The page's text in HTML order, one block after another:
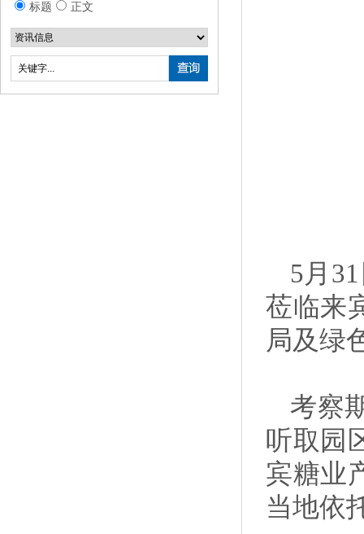
标题 正文
5月
莅临来
局及绿
考察
听取园
宾糖业
当地依